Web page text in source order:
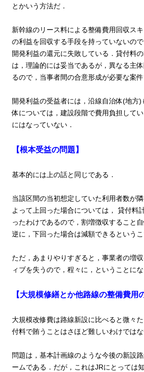
とかいう方法だ．
新幹線のリース料による整備費用回収ス
の利益を回収する手段を持っていないの
開発利益の還元に失敗している．貸付料
は，理論的には妥当であるが，異なる主
るので，当事者間の合意形成が必要な案件
開発利益の受益者には，沿線自治体(地方
体については，建設段階で費用負担して
にはなっていない．
【根本受益の問題】
基本的には上の話と同じである．
当該区間の当初想定していた利用者数が
よって上回った場合については，
貸付料
ったわけであるので，割増徴収すること
逆に，下回った場合は減額できるというこ
ただ，あまりやりすぎると，事業者の増
ィブを失うので，程々に，ということにな
【大規模修繕とか他路線の整備費用
大規模改修費は路線新設に比べると微々
付料で賄うことはさほど難しいわけではな
問題は，基本計画線のような今後の新設
ームである．だが，これはJRにとっては